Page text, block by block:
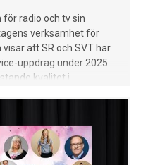
för radio och tv sin
verksamhet för
att SR och SVT har
uppdrag under 2025.
kvalitet i